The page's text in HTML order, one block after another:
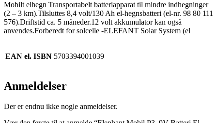
Mobilt elhegn Transportabelt batteriapparat til mindre indhegninger
(2 – 3 km).Tilsluttes 8,4 volt/130 Ah el-hegnsbatteri (el-nr. 98 80 111
576).Driftstid ca. 5 måneder.12 volt akkumulator kan også
anvendes.Forberedt for solcelle -ELEFANT Solar System (el
EAN el. ISBN 5703394001039
Anmeldelser
Der er endnu ikke nogle anmeldelser.